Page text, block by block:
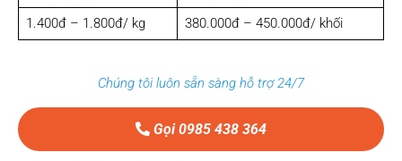
1.400đ – 1.800đ/ kg
380.000đ – 450.000đ/ khối
Chúng tôi luôn sẵn sàng hỗ trợ 24/7
Gọi 0985 438 364